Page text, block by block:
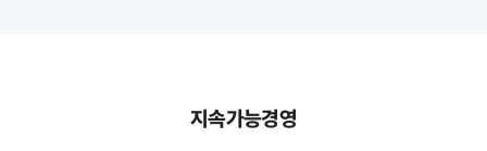
지속가능경영